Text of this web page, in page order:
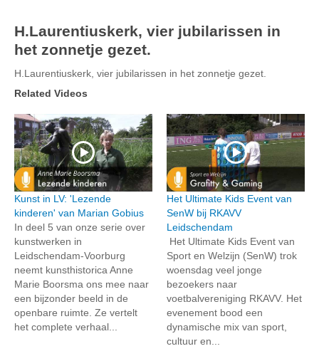
H.Laurentiuskerk, vier jubilarissen in
het zonnetje gezet.
H.Laurentiuskerk, vier jubilarissen in het zonnetje gezet.
Related Videos
Kunst in LV: 'Lezende
kinderen' van Marian Gobius
In deel 5 van onze serie over
kunstwerken in
Leidschendam-Voorburg
neemt kunsthistorica Anne
Marie Boorsma ons mee naar
een bijzonder beeld in de
openbare ruimte. Ze vertelt
het complete verhaal...
Het Ultimate Kids Event van
SenW bij RKAVV
Leidschendam
Het Ultimate Kids Event van
Sport en Welzijn (SenW) trok
woensdag veel jonge
bezoekers naar
voetbalvereniging RKAVV. Het
evenement bood een
dynamische mix van sport,
cultuur en...